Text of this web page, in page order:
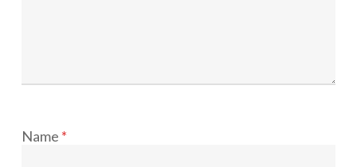
Name *